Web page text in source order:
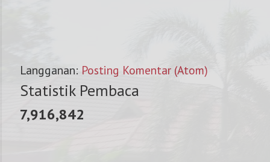
Langganan: Posting Komentar (Atom)
Statistik Pembaca
7,916,842